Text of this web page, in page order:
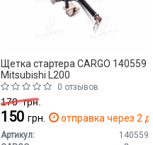
Щетка стартера CARGO 140559
Mitsubishi L200
0 отзывов
170грн.
150 грн. отправка через 2
Артикул:
140559